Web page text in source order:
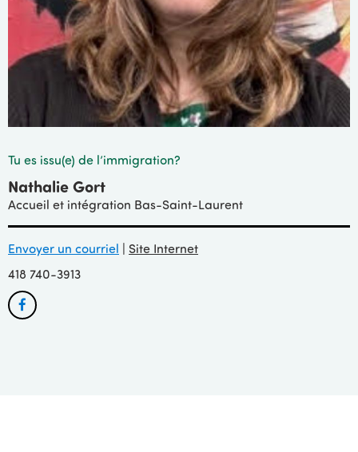
Tu es issu(e) de l’immigration?
Nathalie Gort
Accueil et intégration Bas-Saint-Laurent
Envoyer un courriel
Site Internet
418 740-3913
Facebook